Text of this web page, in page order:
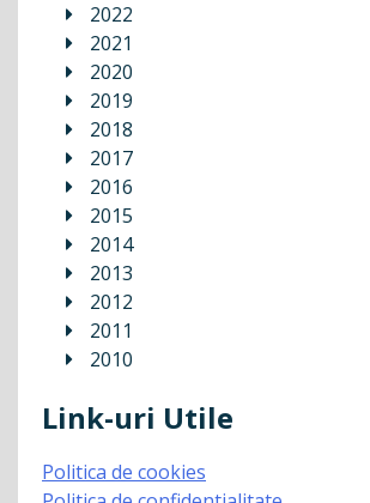
2022
2021
2020
2019
2018
2017
2016
2015
2014
2013
2012
2011
2010
Link-uri Utile
Politica de cookies